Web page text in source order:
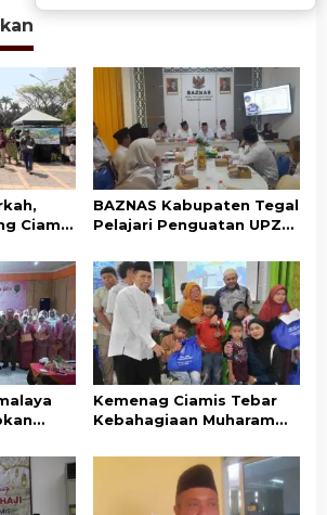
Ciamis
BAZNAS Kabupaten Tegal
Pelajari Penguatan UPZ
Kemenag Ciamis Tebar
Kebahagiaan Muharam
dan Disabilitas